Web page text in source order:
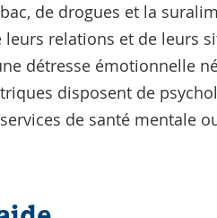
de drogues et la
relations et de leurs
détresse émotionnelle
disposent de
de santé mentale